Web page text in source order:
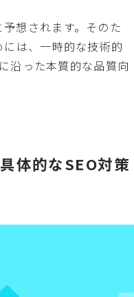
想されます。そのた
は、一時的な技術的
沿った本質的な品質向
体的なSEO対策